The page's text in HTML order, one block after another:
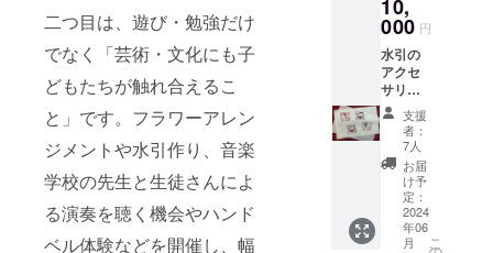
二つ目は、遊び・勉強だけ
でなく「芸術・文化にも子
どもたちが触れ合えるこ
と」です。フラワーアレン
ジメントや水引作り、音楽
学校の先生と生徒さんによ
る演奏を聴く機会やハンド
ベル体験などを開催し、幅
10,
000 円
水引の
アクセ
サリー
と、お
礼の手
紙、私
たちの
活動に
ついて
のパン
フレッ
トを送
支援
者：
7人
お届
け予
定：
2024
年06
月
こ